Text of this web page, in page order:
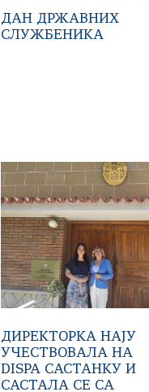
ДАН ДРЖАВНИХ
СЛУЖБЕНИКА
ДИРЕКТОРКА НАЈУ
УЧЕСТВОВАЛА НА
DISPA САСТАНКУ И
САСТАЛА СЕ СА